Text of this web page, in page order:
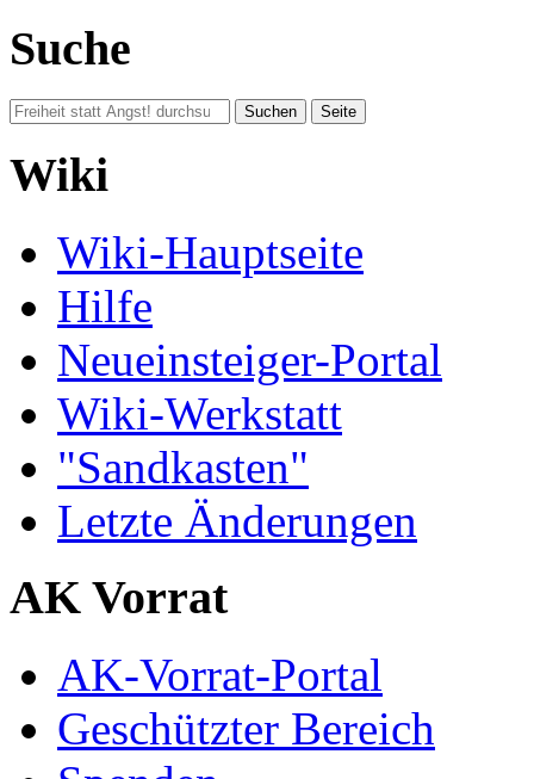
Suche
Wiki
Wiki-Hauptseite
Hilfe
Neueinsteiger-Portal
Wiki-Werkstatt
"Sandkasten"
Letzte Änderungen
AK Vorrat
AK-Vorrat-Portal
Geschützter Bereich